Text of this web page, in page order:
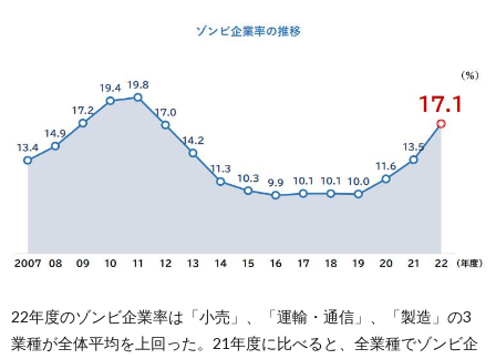
22年度のゾンビ企業率は「小売」、「運輸・通信」、「製造」の3
業種が全体平均を上回った。21年度に比べると、全業種でゾンビ企